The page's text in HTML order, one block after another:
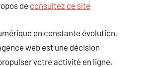
de consultez ce site
en constante évolution,
web est une décision
votre activité en ligne.